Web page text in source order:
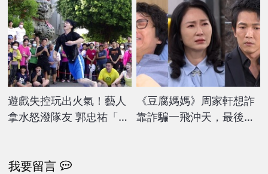
一成功案例
遊戲失控玩出火氣！藝人
拿水怒潑隊友 郭忠祐「打
《豆腐媽媽》周家軒想詐
靠詐騙一飛沖天，最後會
我要留言